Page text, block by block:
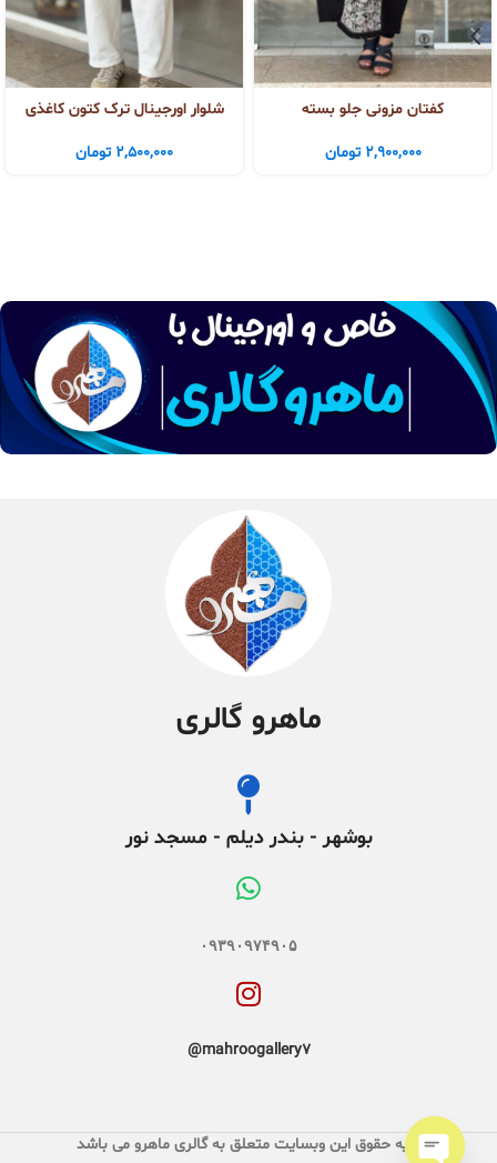
کفتان مزونی جلو بسته
2,900,000 تومان
شلوار اورجینال ترک کتون کاغذی
2,500,000 تومان
ماهرو گالری
بوشهر - بندر دیلم - مسجد نور
۰۹۳۹۰۹۷۴۹۰۵
mahroogallery7@
کلیه حقوق این وبسایت متعلق به گالری ماهرو می باشد